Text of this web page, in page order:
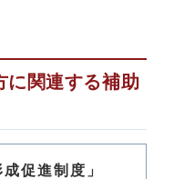
に関連する補助
促進制度」